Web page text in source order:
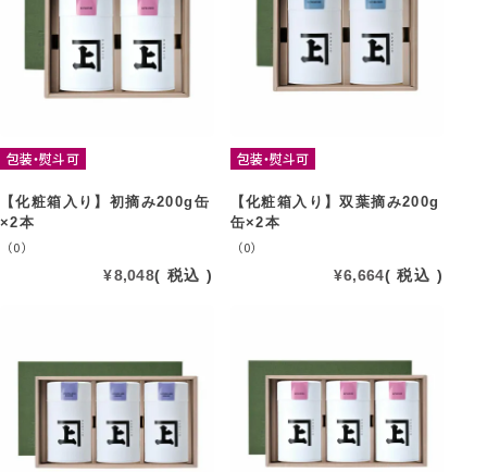
包装・熨斗可
【化粧箱入り】初摘み200g缶
×2本
（0）
¥8,048 税込
包装・熨斗可
【化粧箱入り】双葉摘み200g
缶×2本
（0）
¥6,664 税込